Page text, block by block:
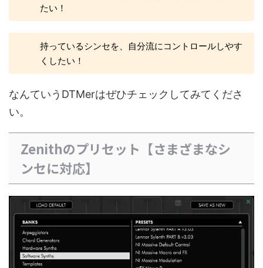
たい！
持っているシンセを、自分流にコントロールしやす
くしたい！
なんていうDTMerはぜひチェックしてみてくださ
い。
Zenithのプリセット【さまざまなシ
ンセに対応】